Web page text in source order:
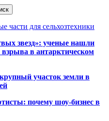
части для сельхозтехники
звезд»: ученые нашли
взрыва в антарктическом
участок земли в
почему шоу-бизнес в